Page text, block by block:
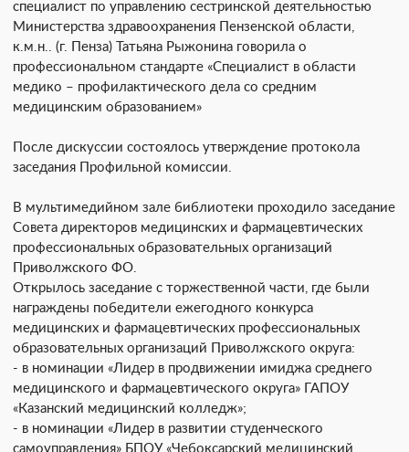
специалист по управлению сестринской деятельностью
Министерства здравоохранения Пензенской области,
к.м.н.. (г. Пенза) Татьяна Рыжонина говорила о
профессиональном стандарте «Специалист в области
медико – профилактического дела со средним
медицинским образованием»
После дискуссии состоялось утверждение протокола
заседания Профильной комиссии.
В мультимедийном зале библиотеки проходило заседание
Совета директоров медицинских и фармацевтических
профессиональных образовательных организаций
Приволжского ФО.
Открылось заседание с торжественной части, где были
награждены победители ежегодного конкурса
медицинских и фармацевтических профессиональных
образовательных организаций Приволжского округа:
- в номинации «Лидер в продвижении имиджа среднего
медицинского и фармацевтического округа» ГАПОУ
«Казанский медицинский колледж»;
- в номинации «Лидер в развитии студенческого
самоуправления» БПОУ «Чебоксарский медицинский